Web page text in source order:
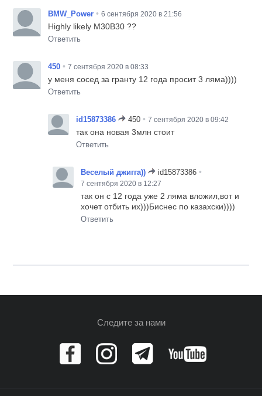
BMW_Power • 6 сентября 2020 в 21:56
Highly likely M30B30 ??
Ответить
450 • 7 сентября 2020 в 08:33
у меня сосед за гранту 12 года просит 3 ляма))))
Ответить
id15873386 450 • 7 сентября 2020 в 09:42
так она новая 3млн стоит
Ответить
Веселый джигга)) id15873386 •
7 сентября 2020 в 12:27
так он с 12 года уже 2 ляма вложил,вот и
хочет отбить их)))Биснес по казахски))))
Ответить
Следите за нами